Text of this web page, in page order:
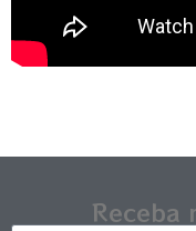
Receba